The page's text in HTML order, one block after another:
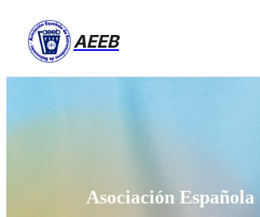
AEEB
Asociación